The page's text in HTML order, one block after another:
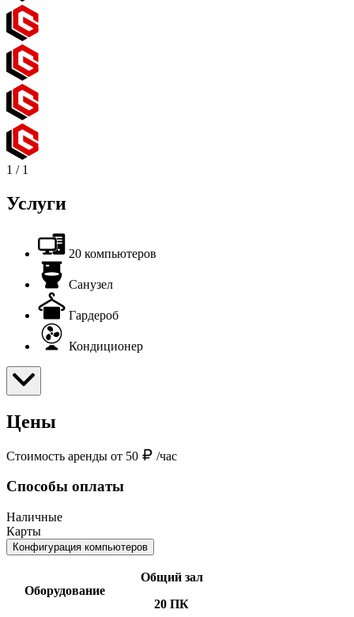
1 / 1
Услуги
20 компьютеров
Санузел
Гардероб
Кондиционер
Цены
Стоимость аренды от 50 /час
Способы оплаты
Наличные
Карты
Конфигурация компьютеров
Оборудование
Общий зал
20 ПК